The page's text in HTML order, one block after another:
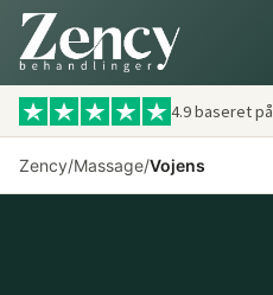
4.9 baseret på
Zency/Massage/Vojens